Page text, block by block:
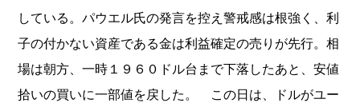
している。パウエル氏の発言を控え警戒感は根強く、利
子の付かない資産である金は利益確定の売りが先行。相
場は朝方、一時１９６０ドル台まで下落したあと、安値
拾いの買いに一部値を戻した。 この日は、ドルがユー